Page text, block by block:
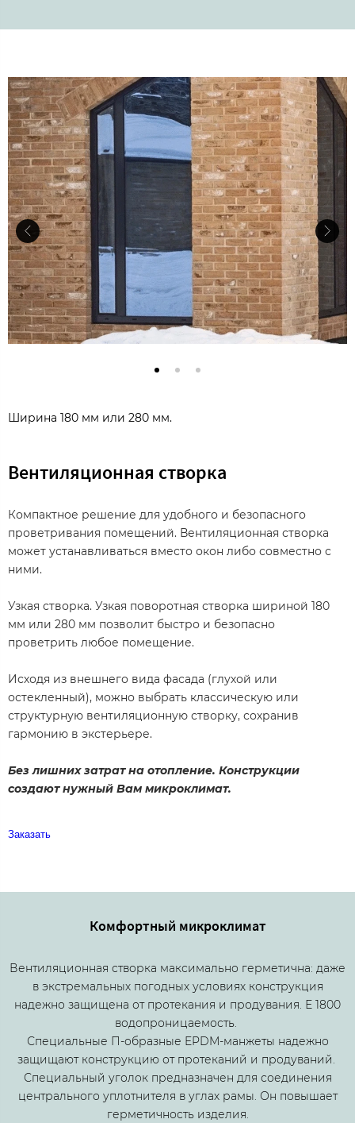
Ширина 180 мм или 280 мм.
Вентиляционная створка
Компактное решение для удобного и безопасного
проветривания помещений. Вентиляционная створка
может устанавливаться вместо окон либо совместно с
ними.
Узкая створка. Узкая поворотная створка шириной 180
мм или 280 мм позволит быстро и безопасно
проветрить любое помещение.
Исходя из внешнего вида фасада (глухой или
остекленный), можно выбрать классическую или
структурную вентиляционную створку, сохранив
гармонию в экстерьере.
Без лишних затрат на отопление. Конструкции
создают нужный Вам микроклимат.
Заказать
Комфортный микроклимат
Вентиляционная створка максимально герметична: даже
в экстремальных погодных условиях конструкция
надежно защищена от протекания и продувания.​ Е 1800
водопроницаемость.​
Специальные П-образные EPDM-манжеты надежно
защищают конструкцию от протеканий и продуваний.
​Специальный уголок предназначен для соединения
центрального уплотнителя в углах рамы. Он повышает
герметичность изделия.